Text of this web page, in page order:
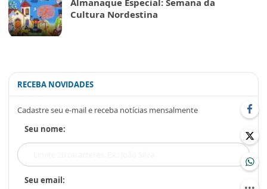
Almanaque Especial: Semana da
Cultura Nordestina
RECEBA NOVIDADES
Cadastre seu e-mail e receba notícias mensalmente
Seu nome:
Seu email: